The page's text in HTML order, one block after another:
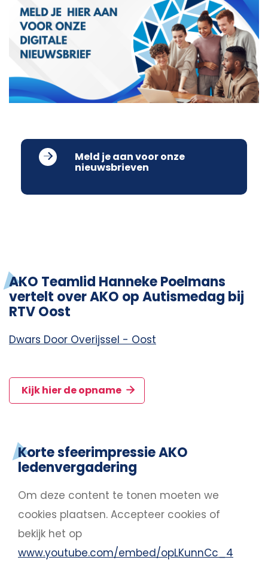
Meld je aan voor onze
nieuwsbrieven
AKO Teamlid Hanneke Poelmans
vertelt over AKO op Autismedag bij
RTV Oost
Dwars Door Overijssel - Oost
Kijk hier de opname
Korte sfeerimpressie AKO
ledenvergadering
Om deze content te tonen moeten we
cookies plaatsen. Accepteer cookies of
bekijk het op
www.youtube.com/embed/opLKunnCc_4